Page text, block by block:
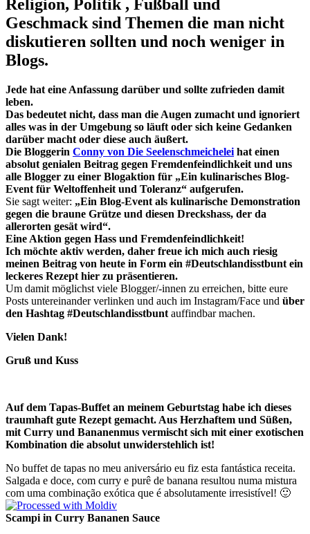
Religion, Politik , Fußball und
Geschmack sind Themen die man nicht
diskutieren sollten und noch weniger in
Blogs.
Jede hat eine Anfassung darüber und sollte zufrieden damit
leben.
Das bedeutet nicht, dass man die Augen zumacht und ignoriert
alles was in der Umgebung so läuft oder sich keine Gedanken
darüber macht oder diese auch äußert.
Die Bloggerin Conny von Die Seelenschmeichelei hat einen
absolut genialen Beitrag gegen Fremdenfeindlichkeit und uns
alle Blogger zu einer Blogaktion für „Ein kulinarisches Blog-
Event für Weltoffenheit und Toleranz“ aufgerufen.
Sie sagt weiter: „Ein Blog-Event als kulinarische Demonstration
gegen die braune Grütze und diesen Dreckshass, der da
allerorten gesät wird“.
Eine Aktion gegen Hass und Fremdenfeindlichkeit!
Ich möchte aktiv werden, daher freue ich mich auch riesig
meinen Beitrag von heute in Form ein #Deutschlandisstbunt ein
leckeres Rezept hier zu präsentieren.
Um damit möglichst viele Blogger/-innen zu erreichen, bitte eure
Posts untereinander verlinken und auch im Instagram/Face und über
den Hashtag #Deutschlandisstbunt auffindbar machen.
Vielen Dank!
Gruß und Kuss
Auf dem Tapas-Buffet an meinem Geburtstag habe ich dieses
traumhaft gute Rezept gemacht. Aus Herzhaftem und Süßen,
mit Curry und Bananenmus vermischt sich mit einer exotischen
Kombination die absolut unwiderstehlich ist!
No buffet de tapas no meu aniversário eu fiz esta fantástica receita.
Salgada e doce, com curry e purê de banana resultou numa mistura
com uma combinação exótica que é absolutamente irresistível! 🙂
Scampi in Curry Bananen Sauce